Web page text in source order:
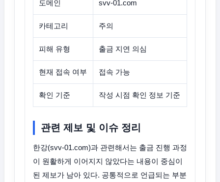
도메인 svv-01.com
카테고리 주의
피해 유형 출금 지연 의심
현재 접속 여부 접속 가능
확인 기준 작성 시점 확인 정보 기준
관련 제보 및 이슈 정리
한강(svv-01.com)과 관련해서는 출금 진행 과정
이 원활하게 이어지지 않았다는 내용이 중심이
된 제보가 남아 있다. 공통적으로 언급되는 부분